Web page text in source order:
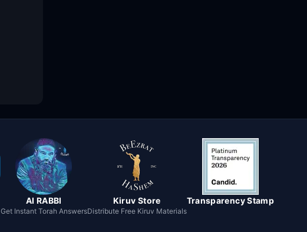
AI RABBI
Get Instant Torah Answers
Kiruv Store
Distribute Free Kiruv Materials
Transparency Stamp